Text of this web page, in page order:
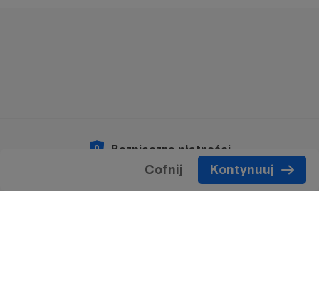
Cofnij Kontynuuj
Bezpieczne płatności